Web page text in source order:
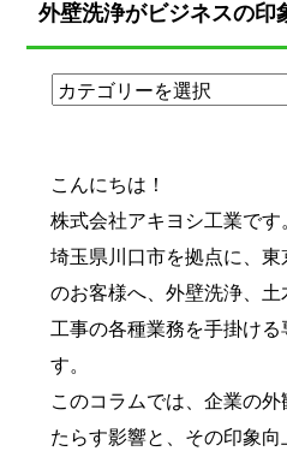
外壁洗浄がビジネスの印
こんにちは！
株式会社アキヨシ工業です。
埼玉県川口市を拠点に、
のお客様へ、外壁洗浄、
工事の各種業務を手掛け
す。
このコラムでは、企業の
たらす影響と、その印象